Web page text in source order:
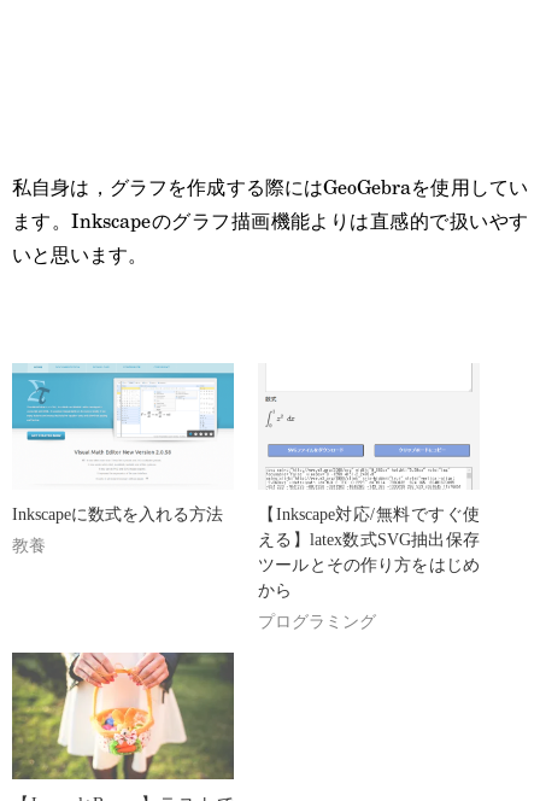
私自身は，グラフを作成する際にはGeoGebraを使用してい
ます。Inkscapeのグラフ描画機能よりは直感的で扱いやす
いと思います。
Inkscapeに数式を入れる方法
教養
【Inkscape対応/無料ですぐ使
える】latex数式SVG抽出保存
ツールとその作り方をはじめ
から
プログラミング